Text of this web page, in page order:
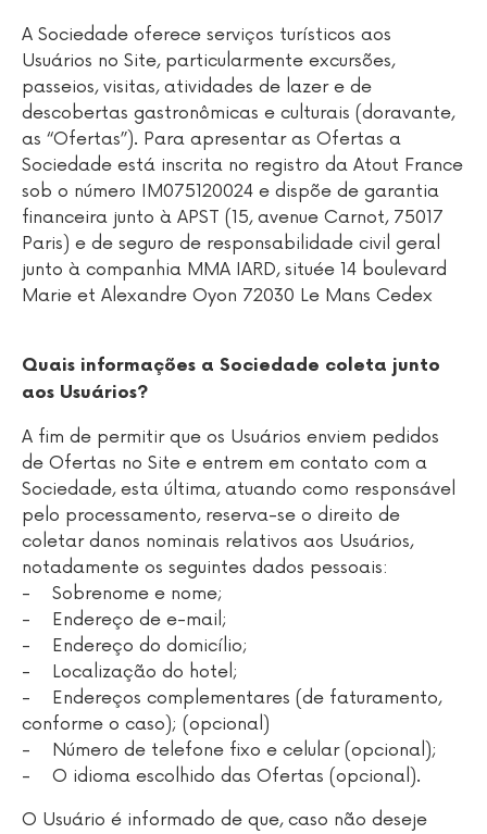
A Sociedade oferece serviços turísticos aos
Usuários no Site, particularmente excursões,
passeios, visitas, atividades de lazer e de
descobertas gastronômicas e culturais (doravante,
as “Ofertas”). Para apresentar as Ofertas a
Sociedade está inscrita no registro da Atout France
sob o número IM075120024 e dispõe de garantia
financeira junto à APST (15, avenue Carnot, 75017
Paris) e de seguro de responsabilidade civil geral
junto à companhia MMA IARD, située 14 boulevard
Marie et Alexandre Oyon 72030 Le Mans Cedex
Quais informações a Sociedade coleta junto
aos Usuários?
A fim de permitir que os Usuários enviem pedidos
de Ofertas no Site e entrem em contato com a
Sociedade, esta última, atuando como responsável
pelo processamento, reserva-se o direito de
coletar danos nominais relativos aos Usuários,
notadamente os seguintes dados pessoais:
- Sobrenome e nome;
- Endereço de e-mail;
- Endereço do domicílio;
- Localização do hotel;
- Endereços complementares (de faturamento,
conforme o caso); (opcional)
- Número de telefone fixo e celular (opcional);
- O idioma escolhido das Ofertas (opcional).
O Usuário é informado de que, caso não deseje